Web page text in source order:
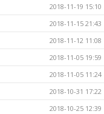
2018-11-19 15:10
2018-11-15 21:43
2018-11-12 11:08
2018-11-05 19:59
2018-11-05 11:24
2018-10-31 17:22
2018-10-25 12:39